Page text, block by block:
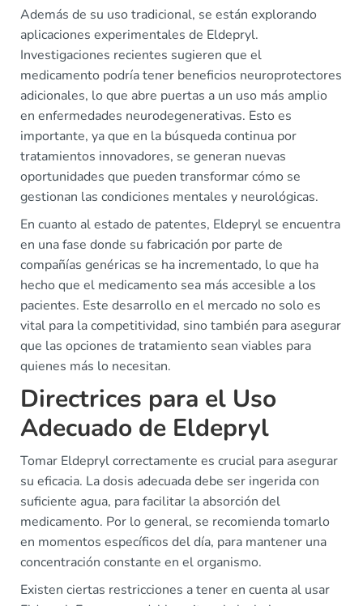
Además de su uso tradicional, se están explorando
aplicaciones experimentales de Eldepryl.
Investigaciones recientes sugieren que el
medicamento podría tener beneficios neuroprotectores
adicionales, lo que abre puertas a un uso más amplio
en enfermedades neurodegenerativas. Esto es
importante, ya que en la búsqueda continua por
tratamientos innovadores, se generan nuevas
oportunidades que pueden transformar cómo se
gestionan las condiciones mentales y neurológicas.
En cuanto al estado de patentes, Eldepryl se encuentra
en una fase donde su fabricación por parte de
compañías genéricas se ha incrementado, lo que ha
hecho que el medicamento sea más accesible a los
pacientes. Este desarrollo en el mercado no solo es
vital para la competitividad, sino también para asegurar
que las opciones de tratamiento sean viables para
quienes más lo necesitan.
Directrices para el Uso
Adecuado de Eldepryl
Tomar Eldepryl correctamente es crucial para asegurar
su eficacia. La dosis adecuada debe ser ingerida con
suficiente agua, para facilitar la absorción del
medicamento. Por lo general, se recomienda tomarlo
en momentos específicos del día, para mantener una
concentración constante en el organismo.
Existen ciertas restricciones a tener en cuenta al usar